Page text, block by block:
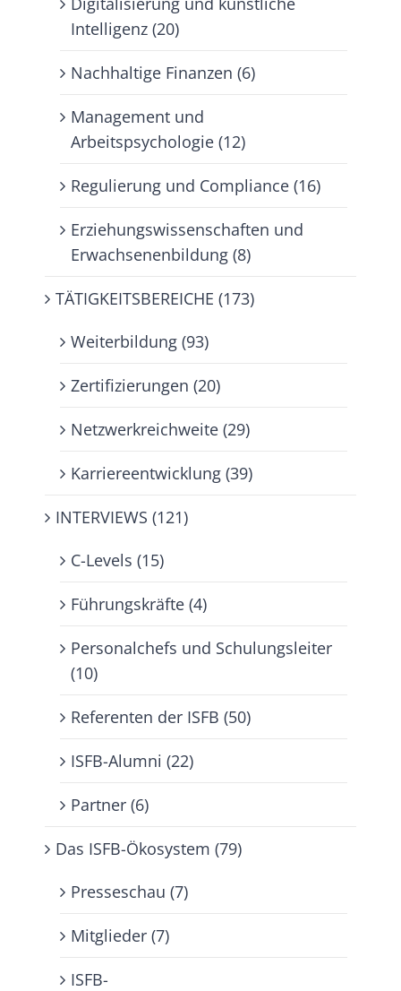
Intelligenz (20)
Nachhaltige Finanzen (6)
Management und
Arbeitspsychologie (12)
Regulierung und Compliance (16)
Erziehungswissenschaften und
Erwachsenenbildung (8)
TÄTIGKEITSBEREICHE (173)
Weiterbildung (93)
Zertifizierungen (20)
Netzwerkreichweite (29)
Karriereentwicklung (39)
INTERVIEWS (121)
C-Levels (15)
Führungskräfte (4)
Personalchefs und Schulungsleiter
(10)
Referenten der ISFB (50)
ISFB-Alumni (22)
Partner (6)
Das ISFB-Ökosystem (79)
Presseschau (7)
Mitglieder (7)
ISFB-